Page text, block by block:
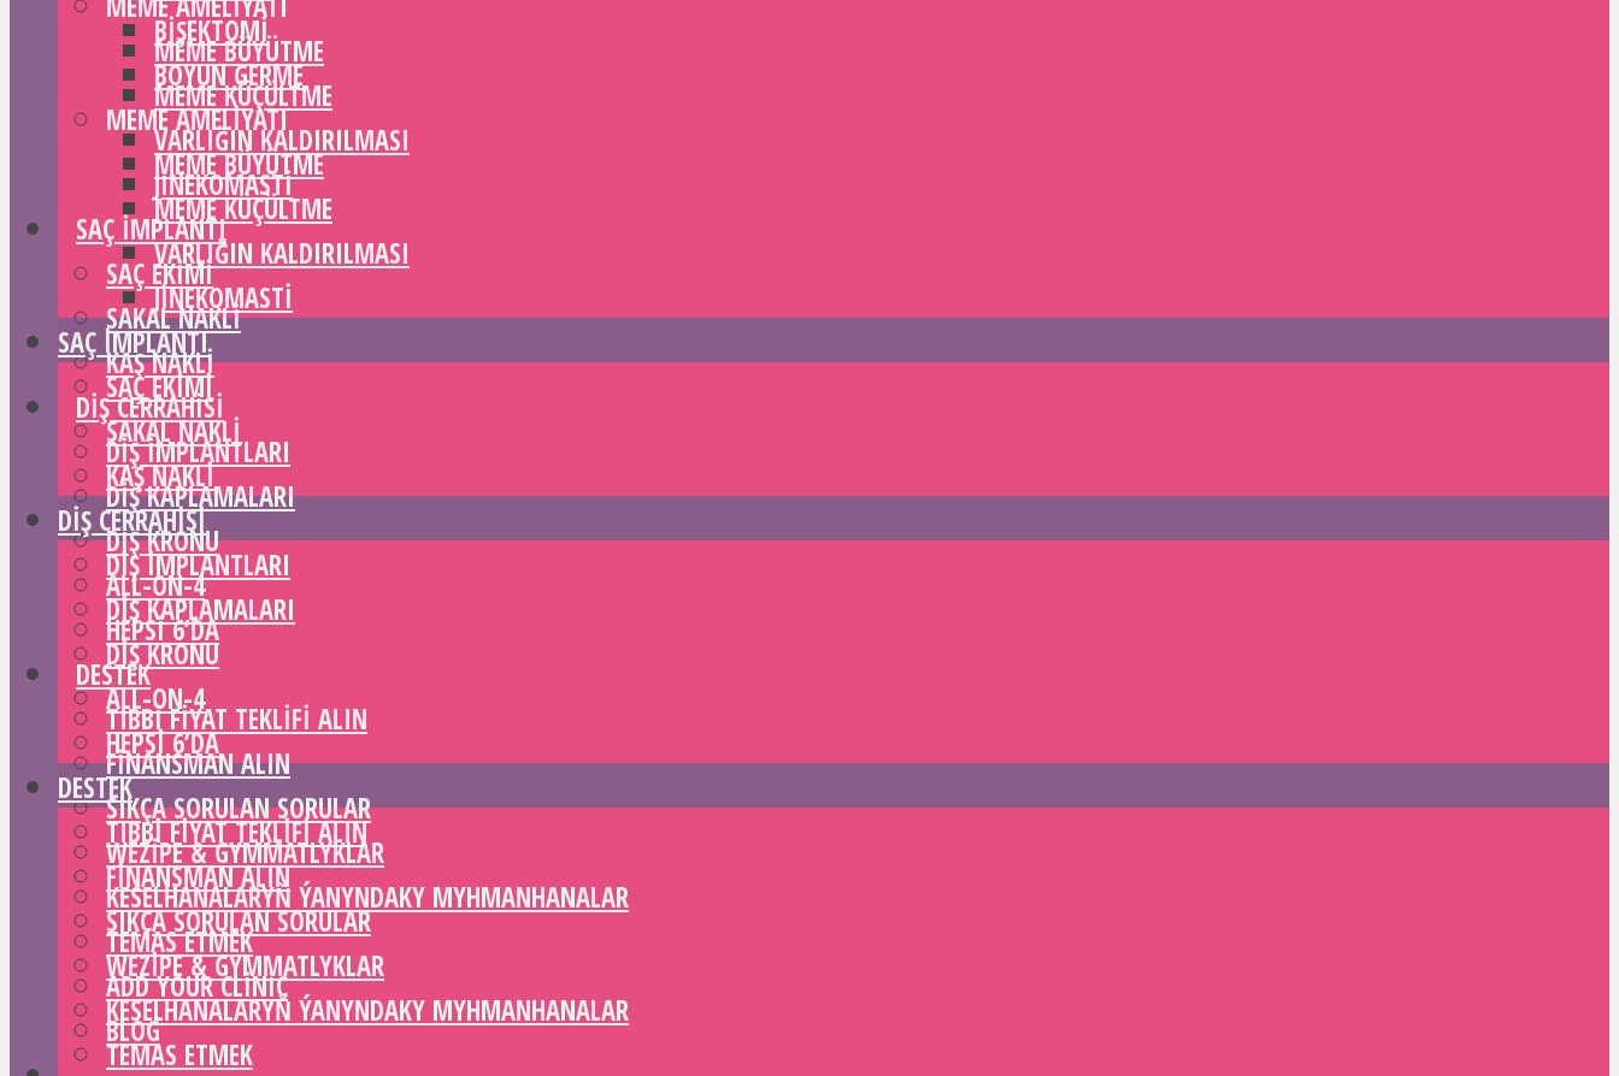
MEME BÜYÜTME
MEME KÜÇÜLTME
VARLIĞIN KALDIRILMASI
JINEKOMASTI
SAÇ IMPLANTI
SAÇ EKIMI
SAKAL NAKLI
KAŞ NAKLI
DIŞ CERRAHISI
DIŞ IMPLANTLARI
DIŞ KAPLAMALARI
DIŞ KRONU
ALL-ON-4
HEPSI 6’DA
DESTEK
TIBBI FIYAT TEKLIFI ALIN
FINANSMAN ALIN
SIKÇA SORULAN SORULAR
WEZIPE & GYMMATLYKLAR
KESELHANALARYŇ ÝANYNDAKY MYHMANHANALAR
TEMAS ETMEK
ADD YOUR CLINIC
BLOG
BIŞEKTOMI
BOYUN GERME
MEME AMELIYATI
MEME BÜYÜTME
MEME KÜÇÜLTME
VARLIĞIN KALDIRILMASI
JINEKOMASTI
SAÇ IMPLANTI
SAÇ EKIMI
SAKAL NAKLI
KAŞ NAKLI
DIŞ CERRAHISI
DIŞ IMPLANTLARI
DIŞ KAPLAMALARI
DIŞ KRONU
ALL-ON-4
HEPSI 6’DA
DESTEK
TIBBI FIYAT TEKLIFI ALIN
FINANSMAN ALIN
SIKÇA SORULAN SORULAR
WEZIPE & GYMMATLYKLAR
KESELHANALARYŇ ÝANYNDAKY MYHMANHANALAR
TEMAS ETMEK